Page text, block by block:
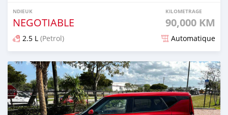
NDIEUK
NEGOTIABLE
KILOMETRAGE
90,000 KM
2.5 L (Petrol) Automatique
Dougal na niou ko depuis over 1 years